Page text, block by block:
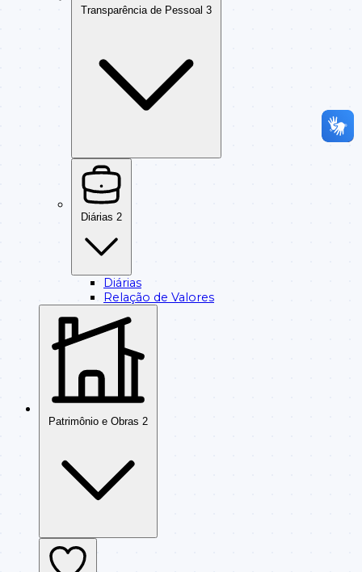
Transparência de Pessoal 3
Diárias 2
Diárias
Relação de Valores
Patrimônio e Obras 2